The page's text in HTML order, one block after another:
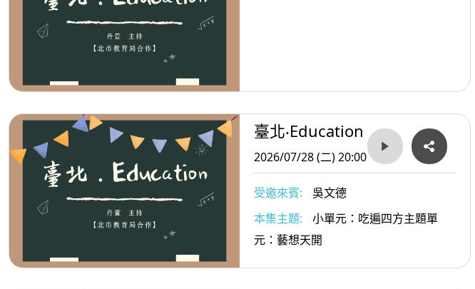
臺北‧Education
2026/07/28 (二) 20:00
受邀來賓:
吳文德
本集主題:
小單元：吃遍四方主題單
元：藝想天開